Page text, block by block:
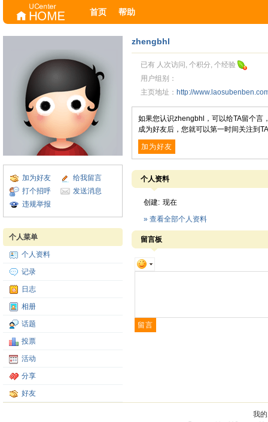
首页 帮助
加为好友
给我留言
打个招呼
发送消息
违规举报
个人菜单
个人资料
记录
日志
相册
话题
投票
活动
分享
好友
zhengbhl
已有 人次访问, 个积分, 个经验
用户组别：
主页地址： http://
如果您认识zhengbhl，可以给TA留个言
成为好友后，您就可以第一时间关注到
加为好友
个人资料
创建: 现在
» 查看全部个人资料
留言板
我